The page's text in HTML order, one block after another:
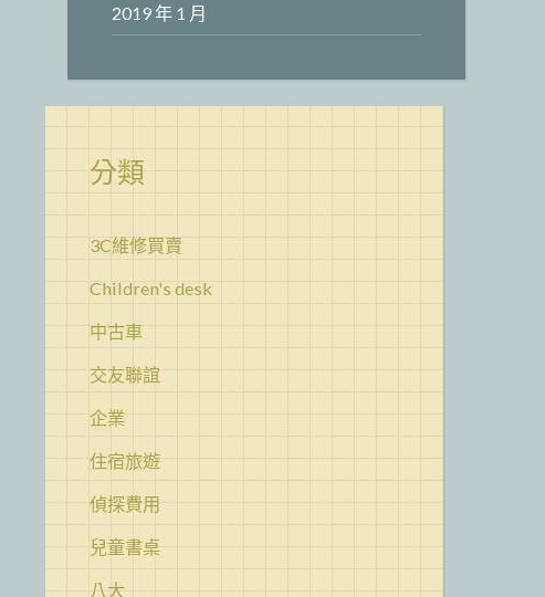
2019 年 1 月
分類
3C維修買賣
Children's desk
中古車
交友聯誼
企業
住宿旅遊
偵探費用
兒童書桌
八大